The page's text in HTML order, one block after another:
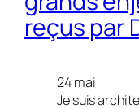
reçus par
24 mai
Je suis